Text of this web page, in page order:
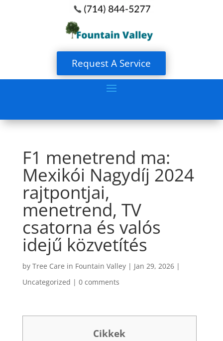
Request A Service
F1 menetrend ma:
Mexikói Nagydíj 2024
rajtpontjai,
menetrend, TV
csatorna és valós
idejű közvetítés
by Tree Care in Fountain Valley| Jan 29, 2026|
Uncategorized | 0 comments
Cikkek